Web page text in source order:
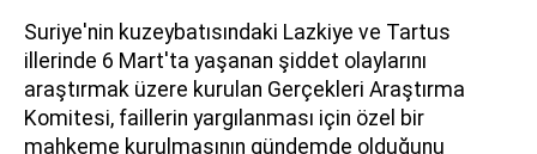
Suriye'nin kuzeybatısındaki Lazkiye ve Tartus
illerinde 6 Mart'ta yaşanan şiddet olaylarını
araştırmak üzere kurulan Gerçekleri Araştırma
Komitesi, faillerin yargılanması için özel bir
mahkeme kurulmasının gündemde olduğunu